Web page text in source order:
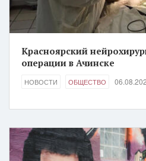
Красноярский
операции в Ачинске
НОВОСТИ ОБЩЕСТВО